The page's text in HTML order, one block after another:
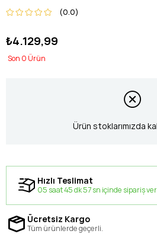
0.0
₺4.129,99
0
Ürün stoklarımızda
Hızlı Teslimat
05 saat 45 dk 56 sn içinde sipariş
Ücretsiz Kargo
Tüm ürünlerde geçerli.